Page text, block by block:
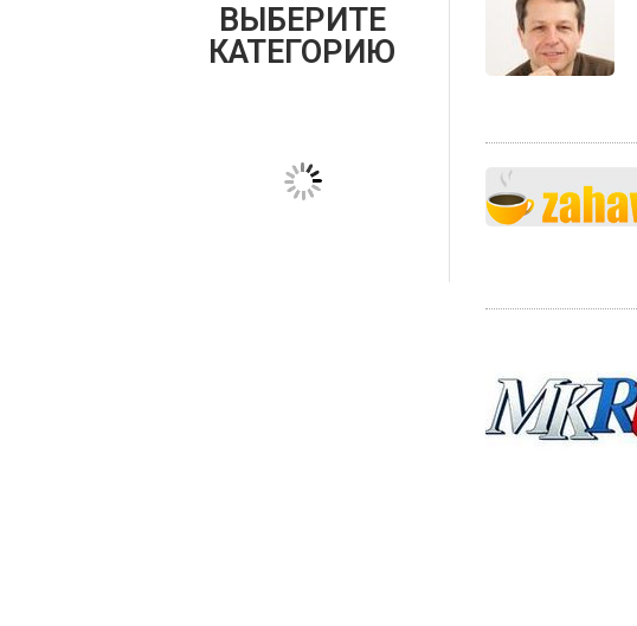
ВЫБЕРИТЕ
КАТЕГОРИЮ